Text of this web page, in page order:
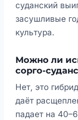
суданский
засушливые
культура.
Можно ли
сорго-
Нет, это
даёт
падает на